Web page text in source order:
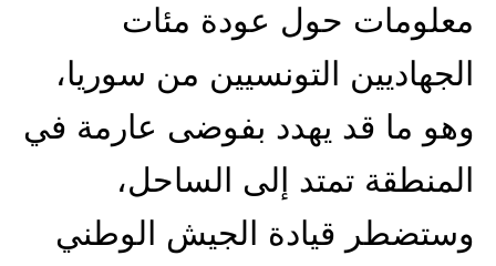
معلومات حول عودة مئات
الجهاديين التونسيين من سوريا،
وهو ما قد يهدد بفوضى عارمة في
المنطقة تمتد إلى الساحل،
وستضطر قيادة الجيش الوطني